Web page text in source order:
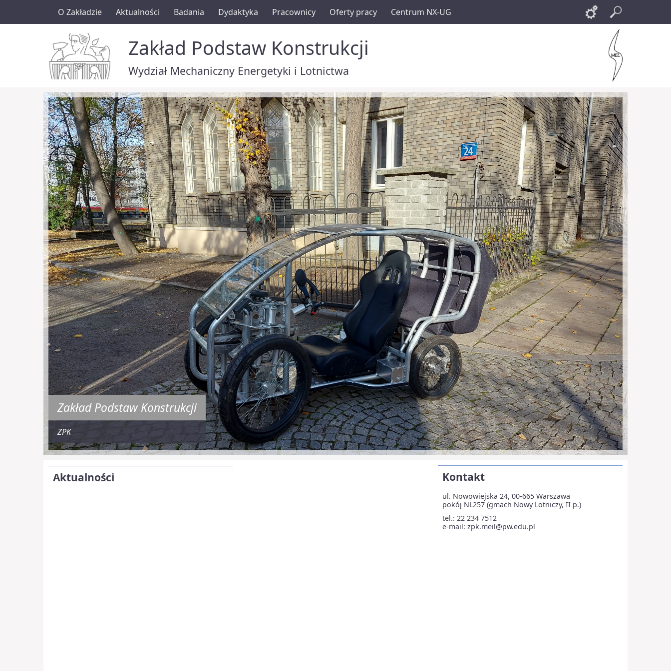
O Zakładzie Aktualności Badania Dydaktyka Pracownicy Oferty pracy Centrum NX-UG Links
Zakład Podstaw Konstrukcji
Wydział Mechaniczny Energetyki i Lotnictwa
Zakład Podstaw Konstrukcji
ZPK
Aktualności Kontakt
ul. Nowowiejska 24, 00-665 Warszawa
pokój NL257 (gmach Nowy Lotniczy, II p.)
tel.: 22 234 7512
e-mail: zpk.meil@pw.edu.pl